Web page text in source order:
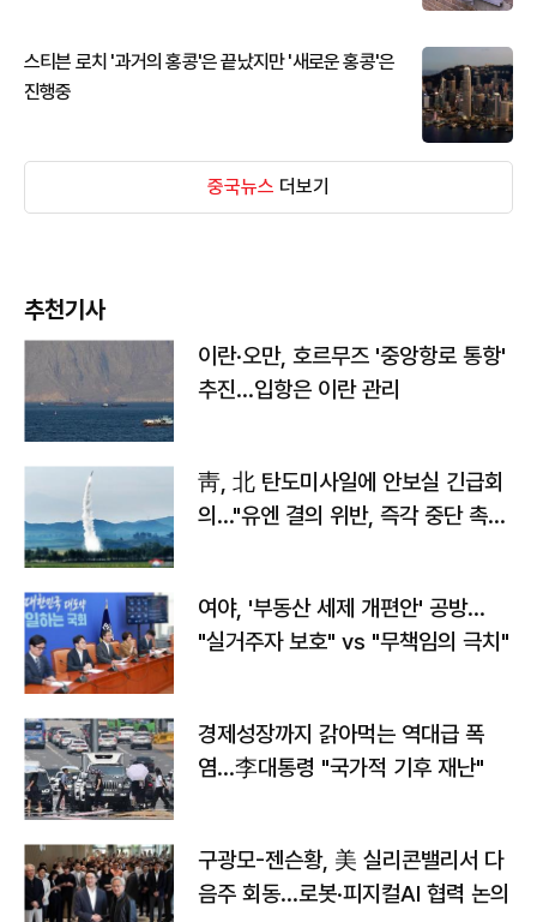
스티븐 로치 '과거의 홍콩'은 끝났지만 '새로운 홍콩'은
진행중
중국뉴스 더보기
추천기사
이란·오만, 호르무즈 '중앙항로 통항'
추진…입항은 이란 관리
靑, 北 탄도미사일에 안보실 긴급회
의…"유엔 결의 위반, 즉각 중단 촉
여야, '부동산 세제 개편안' 공방…
"실거주자 보호" vs "무책임의 극치"
경제성장까지 갉아먹는 역대급 폭
염…李대통령 "국가적 기후 재난"
구광모-젠슨황, 美 실리콘밸리서 다
음주 회동…로봇·피지컬AI 협력 논의